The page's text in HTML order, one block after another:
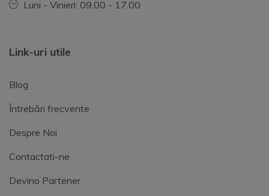
Luni - Vinieri: 09.00 - 17.00
Link-uri utile
Blog
Întrebări frecvente
Despre Noi
Contactati-ne
Devino Partener